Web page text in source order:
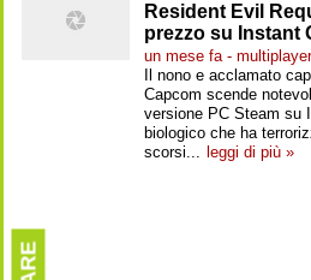
Resident Evil
prezzo su Instant
un mese fa -
Il nono e acclamato
Capcom scende
versione PC Steam su
biologico che ha
scorsi... leggi di più »